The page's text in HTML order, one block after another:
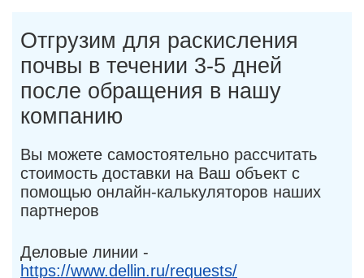
Отгрузим для раскисления
почвы в течении 3-5 дней
после обращения в нашу
компанию
Вы можете самостоятельно рассчитать
стоимость доставки на Ваш объект с
помощью онлайн-калькуляторов наших
партнеров
Деловые линии -
https://www.dellin.ru/requests/